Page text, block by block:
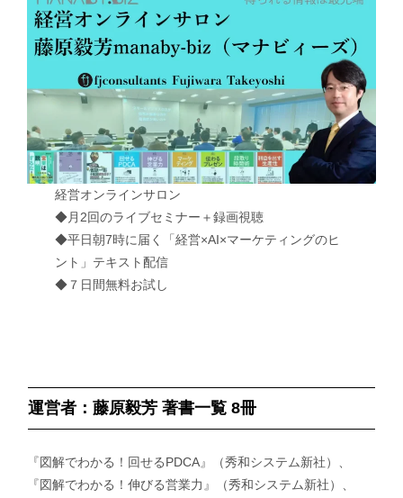
経営オンラインサロン
◆月2回のライブセミナー＋録画視聴
◆平日朝7時に届く「経営×AI×マーケティングのヒ
ント」テキスト配信
◆７日間無料お試し
運営者：藤原毅芳 著書一覧 8冊
『図解でわかる！回せるPDCA』（秀和システム新社）、
『図解でわかる！伸びる営業力』（秀和システム新社）、